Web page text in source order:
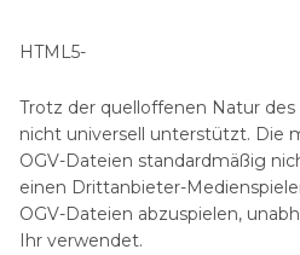
HTML5-
Trotz der quelloffenen Natur
nicht universell unterstützt. Die
OGV-Dateien standardmäßig
einen Drittanbieter-
OGV-Dateien abzuspielen,
Ihr verwendet.